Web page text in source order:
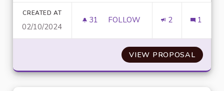
CREATED AT
02/10/2024
31 31 FOLLOWERS
FOLLOW 2 1
VIEW PROPOSAL